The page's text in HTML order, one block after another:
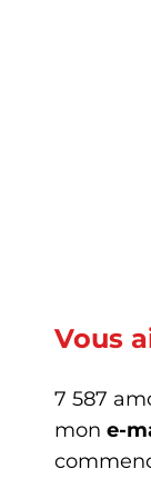
Vous
7 587
mon e-